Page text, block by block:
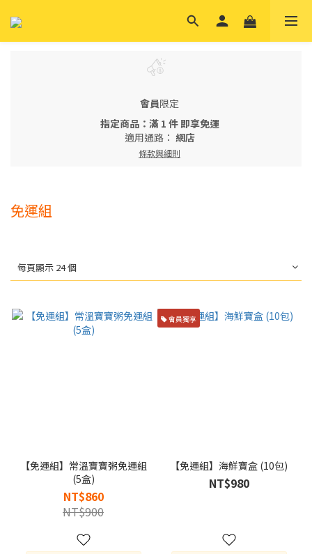
會員限定
指定商品：滿 1 件 即享免運
適用通路： 網店
條款與細則
免運組
每頁顯示 24 個
【免運組】常溫寶寶粥免運組
(5盒)
NT$860
NT$900
會員獨享
【免運組】海鮮寶盒 (10包)
NT$980